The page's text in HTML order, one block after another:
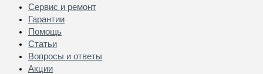
Сервис и ремонт
Гарантии
Помощь
Статьи
Вопросы и ответы
Акции